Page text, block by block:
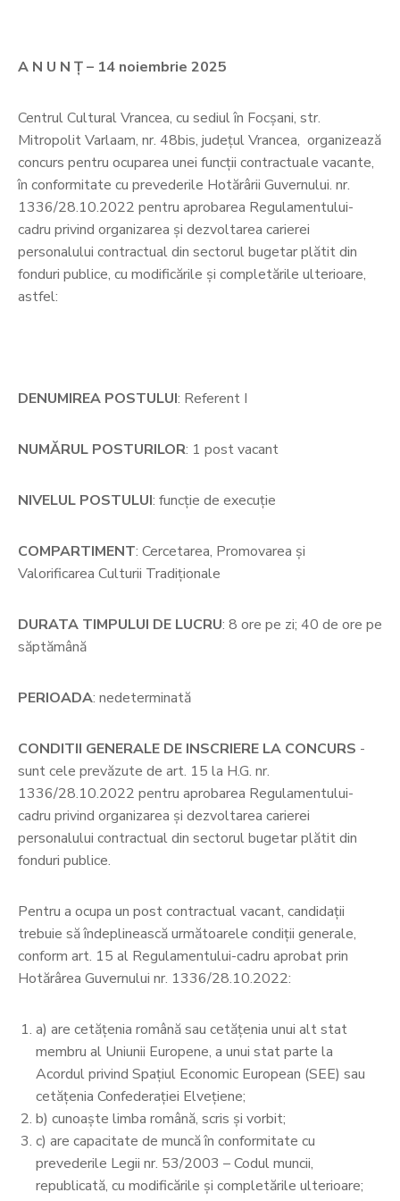
A N U N Ț – 14 noiembrie 2025
Centrul Cultural Vrancea, cu sediul în Focșani, str.
Mitropolit Varlaam, nr. 48bis, județul Vrancea, organizează
concurs pentru ocuparea unei funcții contractuale vacante,
în conformitate cu prevederile Hotărârii Guvernului. nr.
1336/28.10.2022 pentru aprobarea Regulamentului-
cadru privind organizarea și dezvoltarea carierei
personalului contractual din sectorul bugetar plătit din
fonduri publice, cu modificările și completările ulterioare,
astfel:
DENUMIREA POSTULUI: Referent I
NUMĂRUL POSTURILOR: 1 post vacant
NIVELUL POSTULUI: funcție de execuție
COMPARTIMENT: Cercetarea, Promovarea și
Valorificarea Culturii Tradiționale
DURATA TIMPULUI DE LUCRU: 8 ore pe zi; 40 de ore pe
săptămână
PERIOADA: nedeterminată
CONDITII GENERALE DE INSCRIERE LA CONCURS -
sunt cele prevăzute de art. 15 la H.G. nr.
1336/28.10.2022 pentru aprobarea Regulamentului-
cadru privind organizarea și dezvoltarea carierei
personalului contractual din sectorul bugetar plătit din
fonduri publice.
Pentru a ocupa un post contractual vacant, candidaţii
trebuie să îndeplinească următoarele condiţii generale,
conform art. 15 al Regulamentului-cadru aprobat prin
Hotărârea Guvernului nr. 1336/28.10.2022:
a) are cetățenia română sau cetățenia unui alt stat
membru al Uniunii Europene, a unui stat parte la
Acordul privind Spațiul Economic European (SEE) sau
cetățenia Confederației Elvețiene;
b) cunoaște limba română, scris și vorbit;
c) are capacitate de muncă în conformitate cu
prevederile Legii nr. 53/2003 – Codul muncii,
republicată, cu modificările și completările ulterioare;